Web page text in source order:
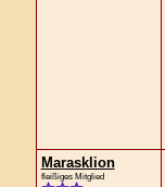
Marasklion
fleißiges Mitglied